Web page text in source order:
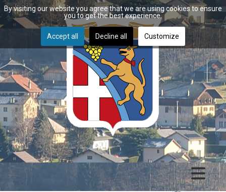
By visiting our website you agree that we are using cookies to ensure
you to get the best experience.
Accept all Decline all Customize